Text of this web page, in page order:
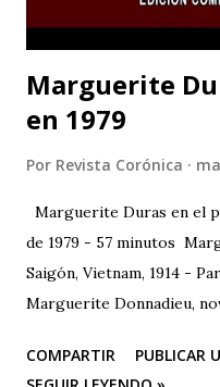
Marguerite
en 1979
Por Revista Corónica
Marguerite Duras en el
de 1979 - 57 minutos
Saigón, Vietnam, 1914 -
Marguerite Donnadieu,
derecho, matemáticas y
COMPARTIR
PUBLICAR